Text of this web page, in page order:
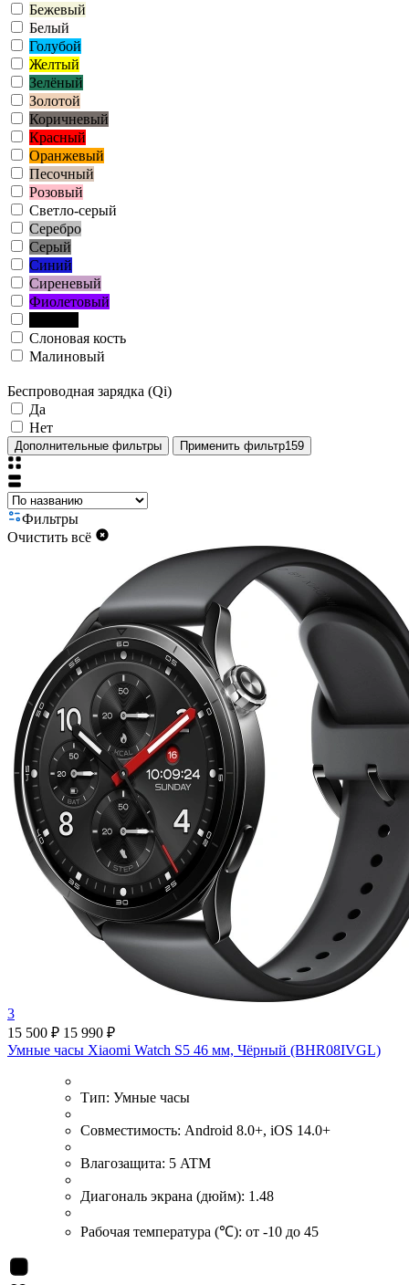
Бежевый
Белый
Голубой
Желтый
Зелёный
Золотой
Коричневый
Красный
Оранжевый
Песочный
Розовый
Светло-серый
Серебро
Серый
Синий
Сиреневый
Фиолетовый
Слоновая кость
Малиновый
Беспроводная зарядка (Qi)
Да
Нет
Дополнительные фильтры Применить фильтр159
Фильтры
Очистить всё
3
15 500 ₽ 15 990 ₽
Умные часы Xiaomi Watch S5 46 мм, Чёрный (BHR08IVGL)
Тип: Умные часы
Совместимость: Android 8.0+, iOS 14.0+
Влагозащита: 5 ATM
Диагональ экрана (дюйм): 1.48
Рабочая температура (℃): от -10 до 45